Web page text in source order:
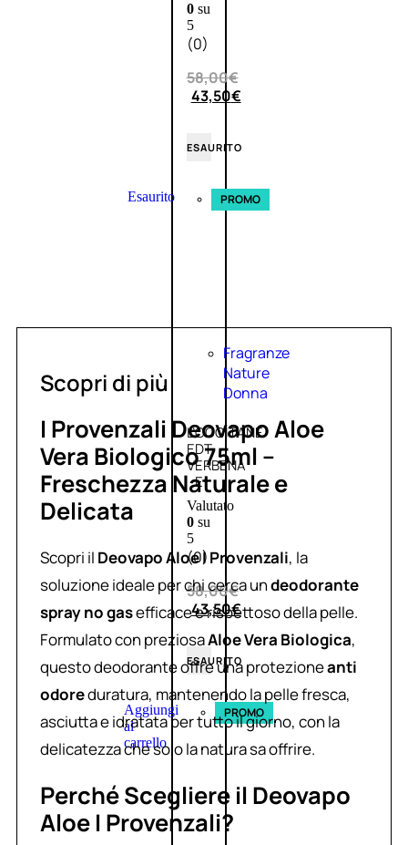
0su
5
(0)
58,00€
43,50€
ESAURITO
Esaurito PROMO
Fragranze
Nature
Donna
L’OCCITANE
EDT
VERBENA
E
Valutato
0su
5
(0)
58,00€
43,50€
ESAURITO
Aggiungi
al
carrello
PROMO
Scopri di più
I Provenzali Deovapo Aloe
Vera Biologico 75ml –
Freschezza Naturale e
Delicata
Scopri il Deovapo Aloe I Provenzali, la
soluzione ideale per chi cerca undeodorante
spray no gasefficace e rispettoso della pelle.
Formulato con preziosaAloe Vera Biologica,
questo deodorante offre una protezioneanti
odoreduratura, mantenendo la pelle fresca,
asciutta e idratata per tutto il giorno, con la
delicatezza che solo la natura sa offrire.
Perché Scegliere il Deovapo
Aloe I Provenzali?